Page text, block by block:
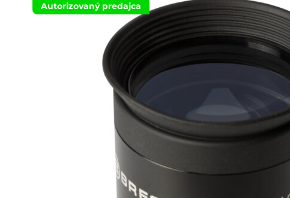
Autorizovaný predajca